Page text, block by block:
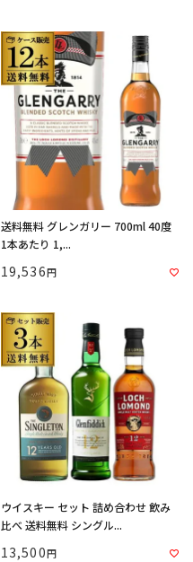
送料無料 グレンガリー 700ml 40度
1本あたり 1,...
19,536
ウイスキー セット 詰め合わせ 飲み
比べ 送料無料 シングル...
13,500